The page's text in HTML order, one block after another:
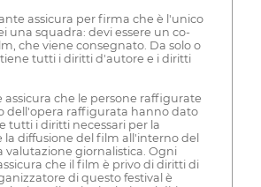
assicura per firma che è l'unico
una squadra: devi essere un co-
che viene consegnato. Da solo o
tutti i diritti d'autore e i diritti
assicura che le persone raffigurate
dell'opera raffigurata hanno dato
tutti i diritti necessari per la
la diffusione del film all'interno del
valutazione giornalistica. Ogni
che il film è privo di diritti di
di questo festival è